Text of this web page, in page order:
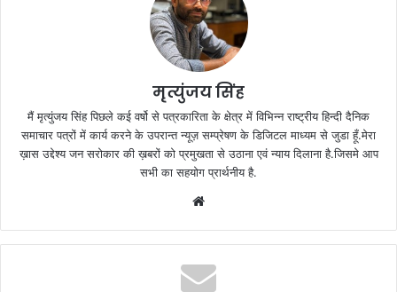
मृत्युंजय सिंह
मैं मृत्युंजय सिंह पिछले कई वर्षो से पत्रकारिता के क्षेत्र में विभिन्न राष्ट्रीय हिन्दी दैनिक
समाचार पत्रों में कार्य करने के उपरान्त न्यूज़ सम्प्रेषण के डिजिटल माध्यम से जुडा हूँ.मेरा
ख़ास उद्देश्य जन सरोकार की ख़बरों को प्रमुखता से उठाना एवं न्याय दिलाना है.जिसमे आप
सभी का सहयोग प्रार्थनीय है.